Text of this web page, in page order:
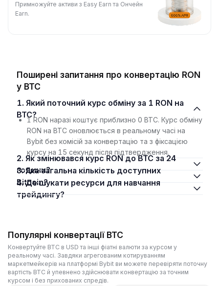
Примножуйте активи з Easy Earn та Ончейн
Earn.
Поширені запитання про конвертацію RON
у BTC
1. Який поточний курс обміну за 1 RON на
BTC?
1 RON наразі коштує приблизно 0 BTC. Курс обміну
RON на BTC оновлюється в реальному часі на
Bybit без комісій за конвертацію та з фіксацією
курсу на 15 секунд після підтвердження.
2. Як змінювався курс RON до BTC за 24
години?
3. Яка загальна кількість доступних
Bitcoin?
4. Де шукати ресурси для навчання
трейдингу?
Популярні конвертації BTC
Конвертуйте BTC в USD та інші фіатні валюти за курсом у
реальному часі. Завдяки агрегованим котируванням
маркетмейкерів на платформі Bybit ви можете перевіряти поточну
вартість BTC й упевнено здійснювати конвертацію за точним
курсом і без прихованих спредів.